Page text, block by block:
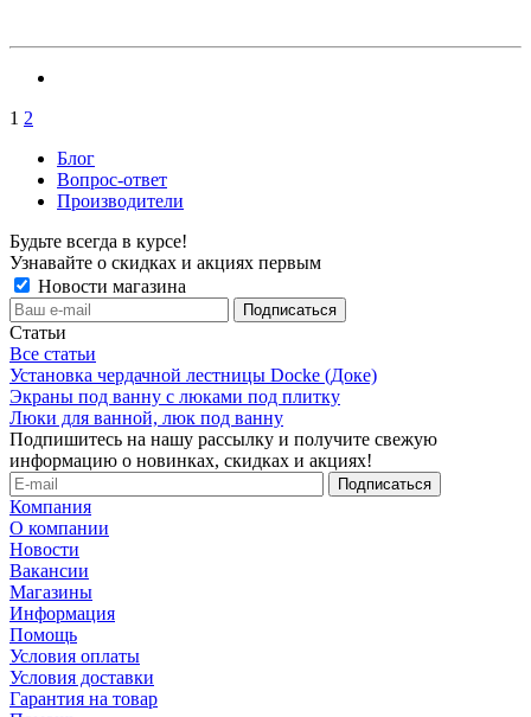
1 2
Блог
Вопрос-ответ
Производители
Будьте всегда в курсе!
Узнавайте о скидках и акциях первым
Новости магазина
Статьи
Все статьи
Установка чердачной лестницы Docke (Доке)
Экраны под ванну с люками под плитку
Люки для ванной, люк под ванну
Подпишитесь на нашу рассылку и получите свежую
информацию о новинках, скидках и акциях!
Компания
О компании
Новости
Вакансии
Магазины
Информация
Помощь
Условия оплаты
Условия доставки
Гарантия на товар